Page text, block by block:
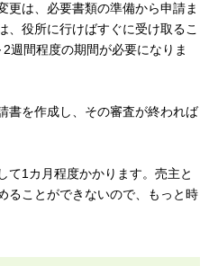
更は、必要書類の準備から申請ま
、役所に行けばすぐに受け取るこ
週間程度の期間が必要になりま
書を作成し、その審査が終われば
て1カ月程度かかります。売主と
ることができないので、もっと時